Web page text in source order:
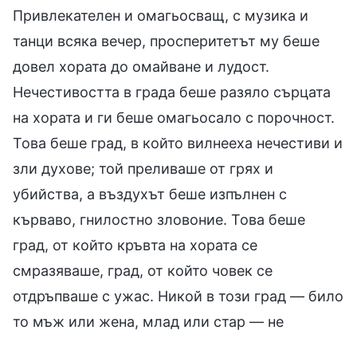
Привлекателен и омагьосващ, с музика и
танци всяка вечер, просперитетът му беше
довел хората до омайване и лудост.
Нечестивостта в града беше разяло сърцата
на хората и ги беше омагьосало с порочност.
Това беше град, в който вилнееха нечестиви и
зли духове; той преливаше от грях и
убийства, а въздухът беше изпълнен с
кърваво, гнилостно зловоние. Това беше
град, от който кръвта на хората се
смразяваше, град, от който човек се
отдръпваше с ужас. Никой в този град — било
то мъж или жена, млад или стар — не